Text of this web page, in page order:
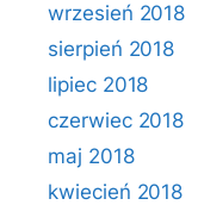
wrzesień 2018
sierpień 2018
lipiec 2018
czerwiec 2018
maj 2018
kwiecień 2018